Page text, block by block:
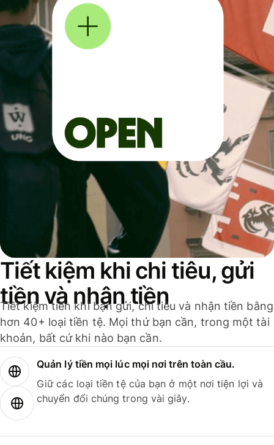
Tiết kiệm khi chi tiêu, gửi
tiền và nhận tiền
Tiết kiệm tiền khi bạn gửi, chi tiêu và nhận tiền bằng
hơn 40+ loại tiền tệ. Mọi thứ bạn cần, trong một tài
khoản, bất cứ khi nào bạn cần.
Quản lý tiền mọi lúc mọi nơi trên toàn cầu.
Giữ các loại tiền tệ của bạn ở một nơi tiện lợi và
chuyển đổi chúng trong vài giây.